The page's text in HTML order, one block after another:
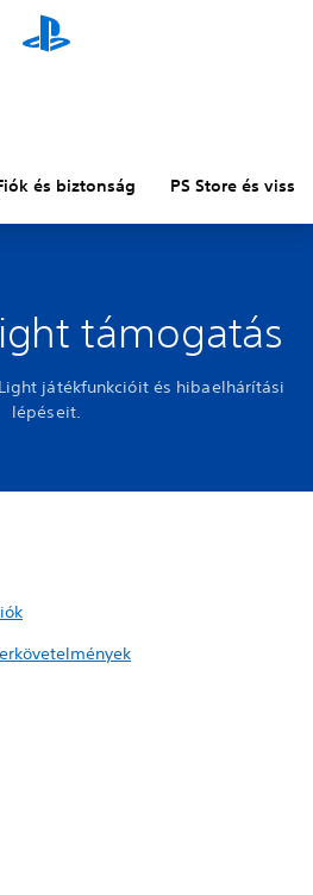
és biztonság PS Store és
támogatás
játékfunkcióit és hibaelhárítási
lépéseit.